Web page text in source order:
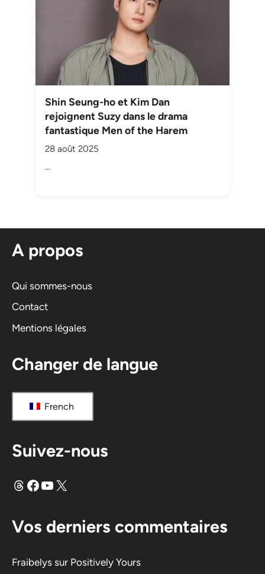
Shin Seung-ho et Kim Dan
rejoignent Suzy dans le drama
fantastique Men of the Harem
28 août 2025
…
A propos
Qui sommes-nous
Contact
Mentions légales
Changer de langue
French
Suivez-nous
FilsFacebook
YouTube
X
Vos derniers commentaires
Fraibelys sur Positively Yours